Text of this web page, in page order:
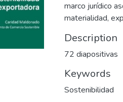
marco jurídico
materialidad,
Description
72 diapositivas
Keywords
Sostenibilidad